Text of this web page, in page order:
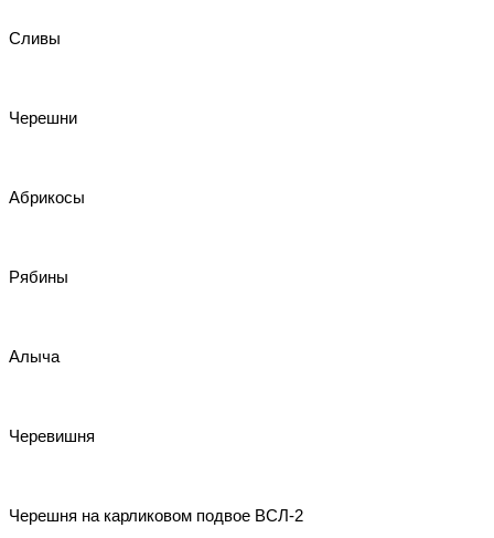
Сливы
Черешни
Абрикосы
Рябины
Алыча
Черевишня
Черешня на карликовом подвое ВСЛ-2